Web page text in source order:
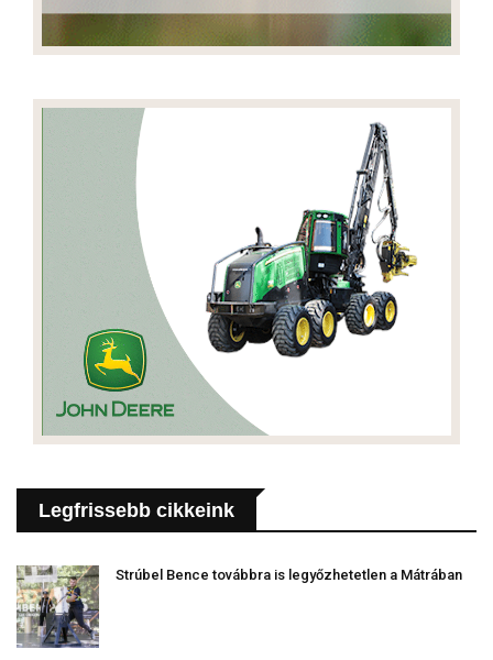
Legfrissebb cikkeink
Strúbel Bence továbbra is legyőzhetetlen a Mátrában